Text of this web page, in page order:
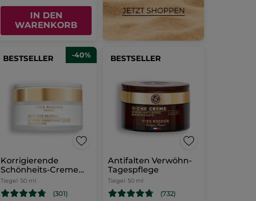
IN DEN
WARENKORB
BESTSELLER -40%
Korrigierende
Schönheits-Creme
Tag - Alle Hauttypen
Tiegel 50 ml
(301)
BESTSELLER
Antifalten Verwöhn-
Tagespflege
Tiegel 50 ml
(732)